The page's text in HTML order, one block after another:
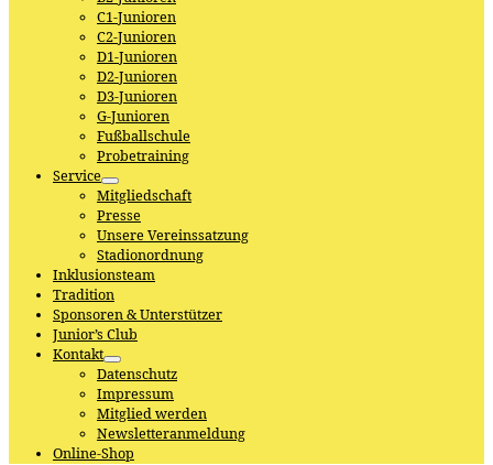
C1-Junioren
C2-Junioren
D1-Junioren
D2-Junioren
D3-Junioren
G-Junioren
Fußballschule
Probetraining
Service
Mitgliedschaft
Presse
Unsere Vereinssatzung
Stadionordnung
Inklusionsteam
Tradition
Sponsoren & Unterstützer
Junior’s Club
Kontakt
Datenschutz
Impressum
Mitglied werden
Newsletteranmeldung
Online-Shop